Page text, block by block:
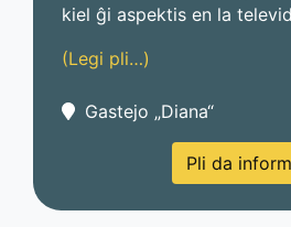
kiel ĝi aspektis en la
(Legi pli…)
Gastejo „Diana“
Pli da